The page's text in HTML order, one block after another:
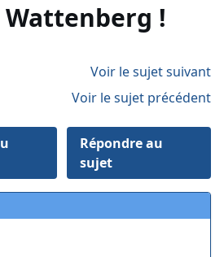
Wattenberg !
Voir le sujet suivant
Voir le sujet précédent
Répondre au
sujet